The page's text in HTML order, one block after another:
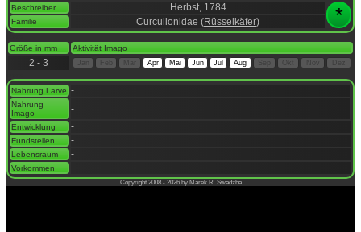
Beschreiber
Herbst, 1784 *
Familie Curculionidae (Rüsselkäfer)
Größe in mm Aktivität Imago
2 - 3 Apr Mai Jun Jul Aug Sep Dez
Nahrung Larve -
Nahrung
Imago
-
Entwicklung -
Fundstellen -
Lebensraum -
Vorkommen -
Copyright 2008 - 2026 by Marek R. Swadzba